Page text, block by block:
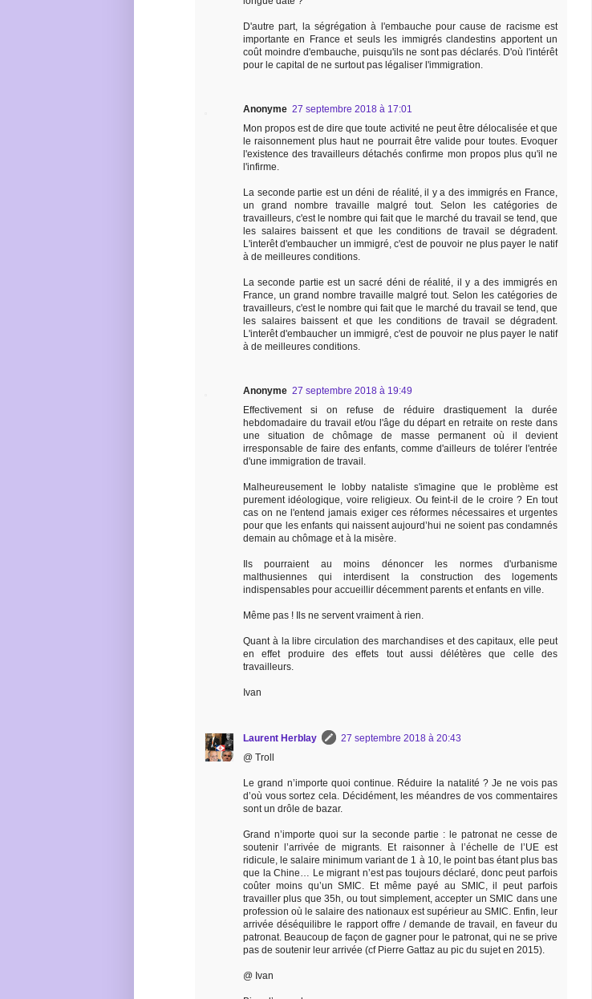
D'autre part, la ségrégation à l'embauche pour cause de racisme est
importante en France et seuls les immigrés clandestins apportent un
coût moindre d'embauche, puisqu'ils ne sont pas déclarés. D'où l'intérêt
pour le capital de ne surtout pas légaliser l'immigration.
Anonyme 27 septembre 2018 à 17:01
Mon propos est de dire que toute activité ne peut être délocalisée et que
le raisonnement plus haut ne pourrait être valide pour toutes. Evoquer
l'existence des travailleurs détachés confirme mon propos plus qu'il ne
l'infirme.
La seconde partie est un déni de réalité, il y a des immigrés en France,
un grand nombre travaille malgré tout. Selon les catégories de
travailleurs, c'est le nombre qui fait que le marché du travail se tend, que
les salaires baissent et que les conditions de travail se dégradent.
L'interêt d'embaucher un immigré, c'est de pouvoir ne plus payer le natif
à de meilleures conditions.
La seconde partie est un sacré déni de réalité, il y a des immigrés en
France, un grand nombre travaille malgré tout. Selon les catégories de
travailleurs, c'est le nombre qui fait que le marché du travail se tend, que
les salaires baissent et que les conditions de travail se dégradent.
L'interêt d'embaucher un immigré, c'est de pouvoir ne plus payer le natif
à de meilleures conditions.
Anonyme 27 septembre 2018 à 19:49
Effectivement si on refuse de réduire drastiquement la durée
hebdomadaire du travail et/ou l'âge du départ en retraite on reste dans
une situation de chômage de masse permanent où il devient
irresponsable de faire des enfants, comme d'ailleurs de tolérer l'entrée
d'une immigration de travail.
Malheureusement le lobby nataliste s'imagine que le problème est
purement idéologique, voire religieux. Ou feint-il de le croire ? En tout
cas on ne l'entend jamais exiger ces réformes nécessaires et urgentes
pour que les enfants qui naissent aujourd’hui ne soient pas condamnés
demain au chômage et à la misère.
Ils pourraient au moins dénoncer les normes d'urbanisme
malthusiennes qui interdisent la construction des logements
indispensables pour accueillir décemment parents et enfants en ville.
Même pas ! Ils ne servent vraiment à rien.
Quant à la libre circulation des marchandises et des capitaux, elle peut
en effet produire des effets tout aussi délétères que celle des
travailleurs.
Ivan
Laurent Herblay
27 septembre 2018 à 20:43
@ Troll
Le grand n’importe quoi continue. Réduire la natalité ? Je ne vois pas
d’où vous sortez cela. Décidément, les méandres de vos commentaires
sont un drôle de bazar.
Grand n’importe quoi sur la seconde partie : le patronat ne cesse de
soutenir l’arrivée de migrants. Et raisonner à l’échelle de l’UE est
ridicule, le salaire minimum variant de 1 à 10, le point bas étant plus bas
que la Chine… Le migrant n’est pas toujours déclaré, donc peut parfois
coûter moins qu’un SMIC. Et même payé au SMIC, il peut parfois
travailler plus que 35h, ou tout simplement, accepter un SMIC dans une
profession où le salaire des nationaux est supérieur au SMIC. Enfin, leur
arrivée déséquilibre le rapport offre / demande de travail, en faveur du
patronat. Beaucoup de façon de gagner pour le patronat, qui ne se prive
pas de soutenir leur arrivée (cf Pierre Gattaz au pic du sujet en 2015).
@ Ivan